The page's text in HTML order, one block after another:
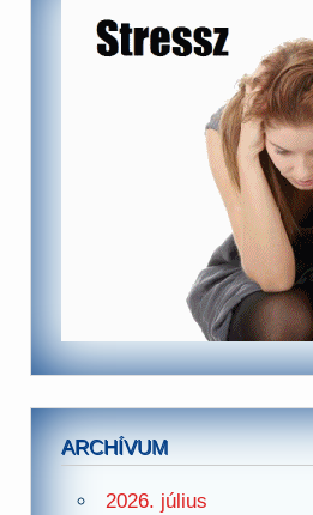
ARCHÍVUM
2026. július